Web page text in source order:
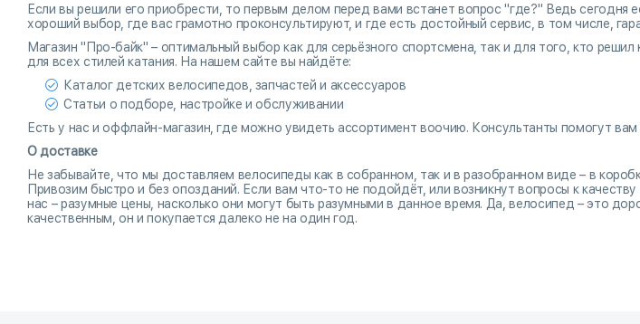
Если вы решили его приобрести, то первым делом перед вами встанет вопрос "где?" Ведь
хороший выбор, где вас грамотно проконсультируют, и где есть достойный сервис, в том числе,
Магазин "Про-байк" – оптимальный выбор как для серьёзного спортсмена, так и для того, кто
для всех стилей катания. На нашем сайте вы найдёте:
Каталог детских велосипедов, запчастей и аксессуаров
Статьи о подборе, настройке и обслуживании
Есть у нас и оффлайн-магазин, где можно увидеть ассортимент воочию. Консультанты помогут
О доставке
Не забывайте, что мы доставляем велосипеды как в собранном, так и в разобранном виде – в
Привозим быстро и без опозданий. Если вам что-то не подойдёт, или возникнут вопросы к
нас – разумные цены, насколько они могут быть разумными в данное время. Да, велосипед – это
качественным, он и покупается далеко не на один год.